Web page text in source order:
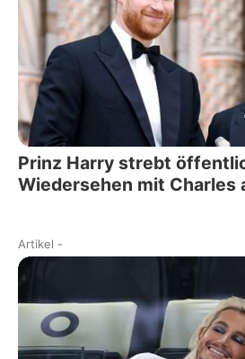
Prinz Harry strebt
Wiedersehen mit Charles
Artikel -